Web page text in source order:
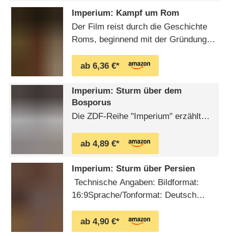
Macht, für die Historiker
unterschiedlichste Erklärungen
anbieten."Die letzten Tage von
Peking"Waren der viel beschworene
Stillstand hinter der "Großen …
Imperium: Kampf um Rom
Der Film reist durch die Geschichte
Roms, beginnend mit der Gründung
753 vor Christus. Er zeigt den
Aufstieg zur Wehrmacht bis hin zum
Untergangsdatum 28. Oktober 476
nach Christus, als dem neunjährigen
letzten Kaiser des Imperiums,
Romulus Augustulus, vom …
ab 6,36 €*
Imperium: Sturm über dem
Bosporus
Die ZDF-Reihe "Imperium" erzählt
Maximilian Schell berichtet von der
Vergänglichkeit des Ruhmes und der
Macht, für die Historiker
unterschiedlichste Erklärungen
anbieten."Sturm über den
Bosporus"Am 29. Mai 1453 ließ
Sultan Mehmet zum Sturmangriff
auf …
ab 4,89 €*
Imperium: Sturm über Persien
Technische Angaben: Bildformat:
16:9Sprache/Tonformat: Deutsch
Gezielter Menü-Zugriff auf 7
Einzelthemen
ab 4,90 €*